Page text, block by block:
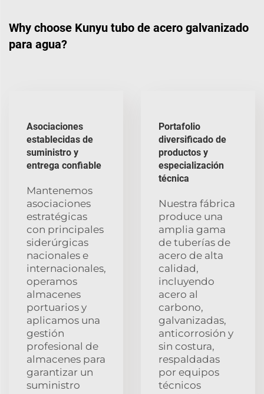
Why choose Kunyu tubo de acero galvanizado
para agua?
Asociaciones
establecidas de
suministro y
entrega confiable
Mantenemos
asociaciones
estratégicas
con principales
siderúrgicas
nacionales e
internacionales,
operamos
almacenes
portuarios y
aplicamos una
gestión
profesional de
almacenes para
garantizar un
suministro
Portafolio
diversificado de
productos y
especialización
técnica
Nuestra fábrica
produce una
amplia gama
de tuberías de
acero de alta
calidad,
incluyendo
acero al
carbono,
galvanizadas,
anticorrosión y
sin costura,
respaldadas
por equipos
técnicos